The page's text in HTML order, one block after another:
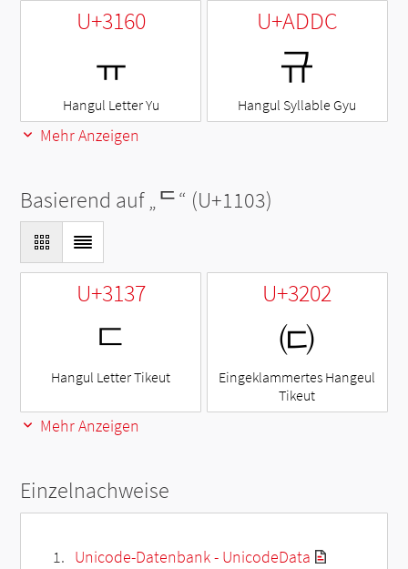
U+3160
ㅠ
Hangul Letter Yu
U+ADDC
규
Hangul Syllable Gyu
Mehr Anzeigen
Basierend auf „ᄃ“ (U+1103)
U+3137
ㄷ
Hangul Letter Tikeut
U+3202
㈂
Eingeklammertes Hangeul
Tikeut
Mehr Anzeigen
Einzelnachweise
Unicode-Datenbank - UnicodeData